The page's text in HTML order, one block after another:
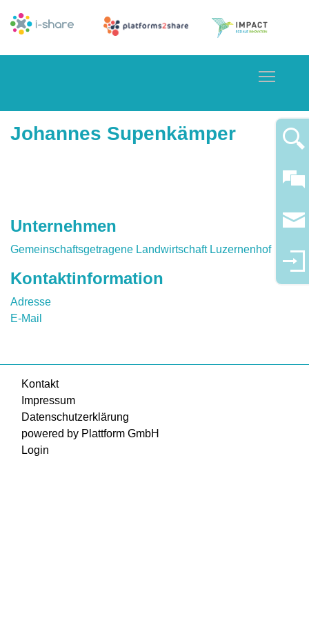
Johannes Supenkämper
Unternehmen
Gemeinschaftsgetragene Landwirtschaft Luzernenhof
Kontaktinformation
Adresse
E-Mail
Kontakt
Impressum
Datenschutzerklärung
powered by Plattform GmbH
Login